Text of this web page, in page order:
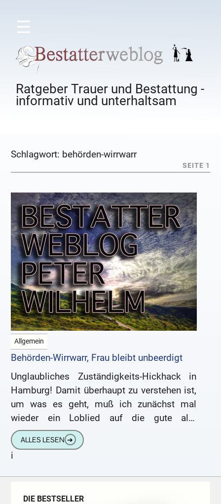
☰
Ratgeber Trauer und Bestattung -
informativ und unterhaltsam
Schlagwort: behörden-wirrwarr
SEITE 1
Allgemein
Behörden-Wirrwarr, Frau bleibt unbeerdigt
Unglaubliches Zuständigkeits-Hickhack in
Hamburg! Damit überhaupt zu verstehen ist,
um was es geht, muß ich zunächst mal
wieder ein Loblied auf die gute alte
Bestattungsvorsorge singen. Zu Lebzeiten
legt man
ALLES LESEN ➔
i
DIE BESTSELLER